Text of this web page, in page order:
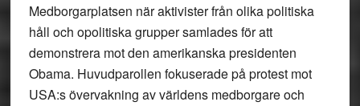
Medborgarplatsen när aktivister från olika politiska
håll och opolitiska grupper samlades för att
demonstrera mot den amerikanska presidenten
Obama. Huvudparollen fokuserade på protest mot
USA:s övervakning av världens medborgare och